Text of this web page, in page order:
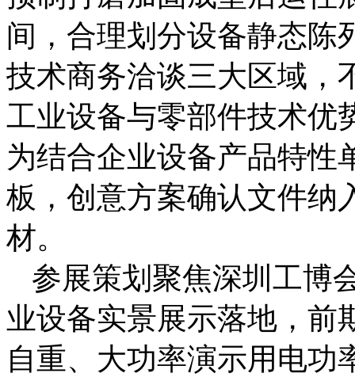
间，合理划分设备静态陈
技术商务洽谈三大区域，
工业设备与零部件技术优
为结合企业设备产品特性
板，创意方案确认文件纳
材。
参展策划聚焦深圳工博
业设备实景展示落地，前
自重、大功率演示用电功